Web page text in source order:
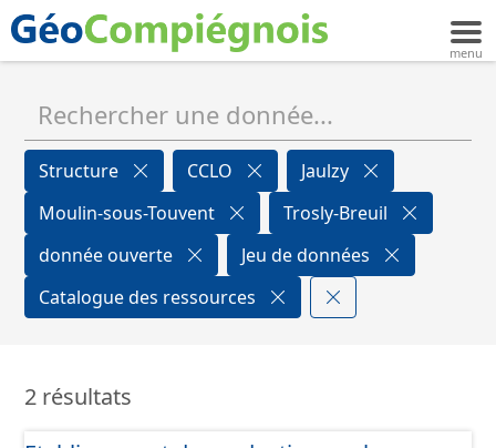
Structure CCLO
Jaulzy
Moulin-sous-Touvent
Trosly-Breuil
donnée ouverte
Jeu de données
Catalogue des ressources
2 résultats